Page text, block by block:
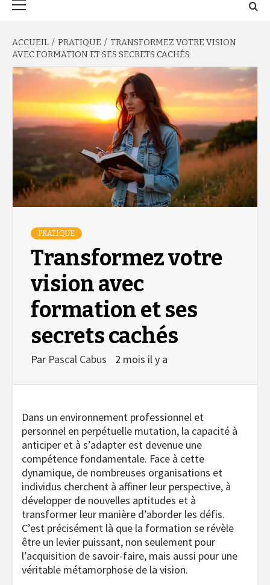
ACCUEIL PRATIQUE
TRANSFORMEZ VOTRE VISION
AVEC FORMATION ET SES SECRETS CACHÉS
PRATIQUE
Transformez votre
vision avec
formation et ses
secrets cachés
Par Pascal Cabus 2 mois il y a
Dans un environnement professionnel et
personnel en perpétuelle mutation, la capacité à
anticiper et à s’adapter est devenue une
compétence fondamentale. Face à cette
dynamique, de nombreuses organisations et
individus cherchent à affiner leur perspective, à
développer de nouvelles aptitudes et à
transformer leur manière d’aborder les défis.
C’est précisément là que la formation se révèle
être un levier puissant, non seulement pour
l’acquisition de savoir-faire, mais aussi pour une
véritable métamorphose de la vision.